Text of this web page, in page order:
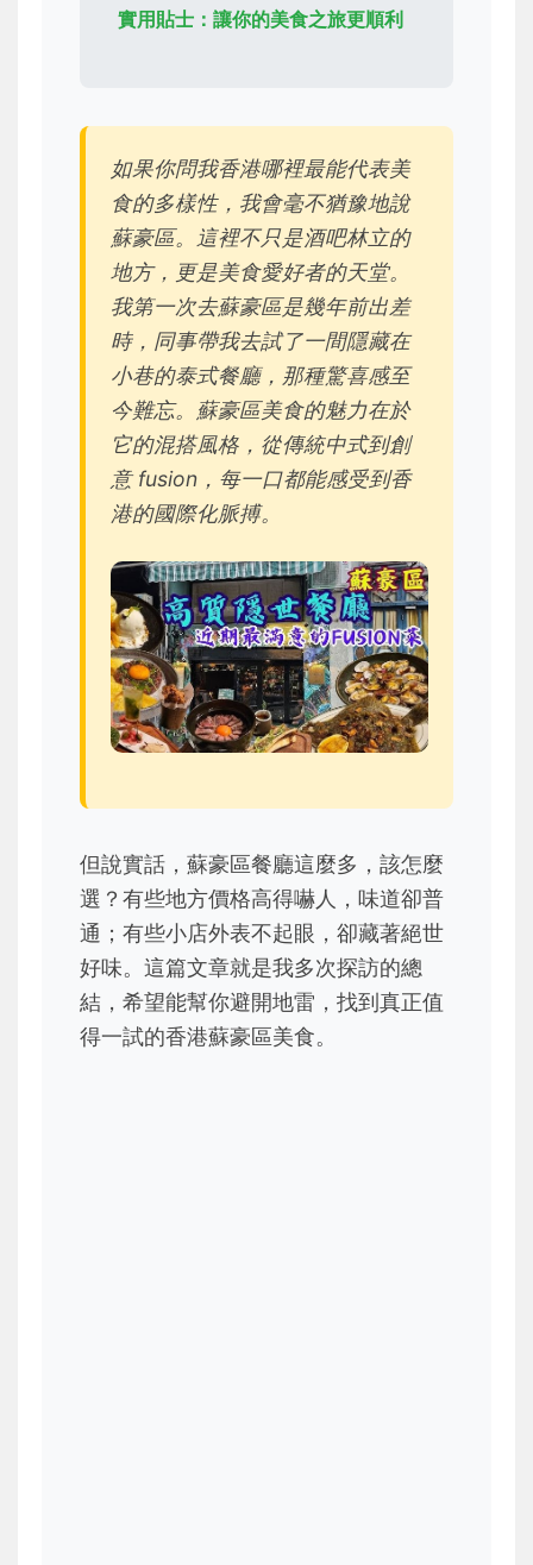
實用貼士：讓你的美食之旅更順利
如果你問我香港哪裡最能代表美
食的多樣性，我會毫不猶豫地說
蘇豪區。這裡不只是酒吧林立的
地方，更是美食愛好者的天堂。
我第一次去蘇豪區是幾年前出差
時，同事帶我去試了一間隱藏在
小巷的泰式餐廳，那種驚喜感至
今難忘。蘇豪區美食的魅力在於
它的混搭風格，從傳統中式到創
意 fusion，每一口都能感受到香
港的國際化脈搏。
但說實話，蘇豪區餐廳這麼多，該怎麼
選？有些地方價格高得嚇人，味道卻普
通；有些小店外表不起眼，卻藏著絕世
好味。這篇文章就是我多次探訪的總
結，希望能幫你避開地雷，找到真正值
得一試的香港蘇豪區美食。